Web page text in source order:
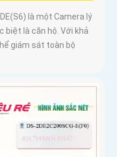
là một Camera lý
biệt là căn hộ. Với khả
giám sát toàn bộ